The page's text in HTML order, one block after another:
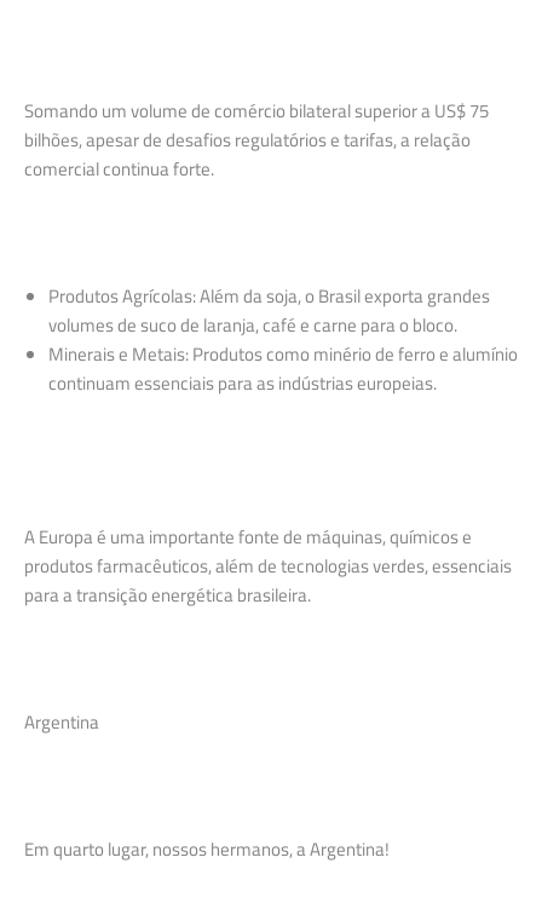
Somando um volume de comércio bilateral superior a US$ 75
bilhões, apesar de desafios regulatórios e tarifas, a relação
comercial continua forte.
Produtos Agrícolas: Além da soja, o Brasil exporta grandes
volumes de suco de laranja, café e carne para o bloco.
Minerais e Metais: Produtos como minério de ferro e alumínio
continuam essenciais para as indústrias europeias.
A Europa é uma importante fonte de máquinas, químicos e
produtos farmacêuticos, além de tecnologias verdes, essenciais
para a transição energética brasileira.
Argentina
Em quarto lugar, nossos hermanos, a Argentina!